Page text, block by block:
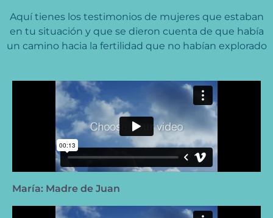
Aquí tienes los testimonios de mujeres que estaban
en tu situación y que se dieron cuenta de que había
un camino hacia la fertilidad que no habían explorado
María: Madre de Juan